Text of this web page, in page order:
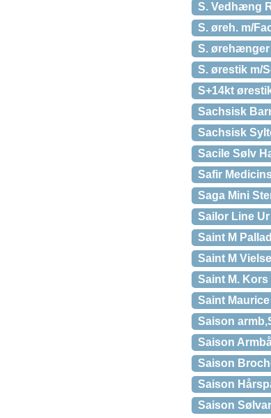
S. Vedhæng
S. øreh. m/
S. ørehænger
S. ørestik m/
S+14kt
Sachsisk
Sachsisk
Sacile Sølv
Safir
Saga Mini
Sailor Line Ur
Saint M
Saint M
Saint M. Kors
Saint Maurice
Saison
Saison
Saison
Saison
Saison